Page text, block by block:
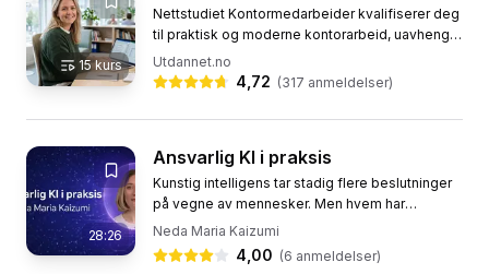
15kurs
Nettstudiet Kontormedarbeider kvalifiserer deg
til praktisk og moderne kontorarbeid, uavhengig
av bransje og sektor. Du bygger en allsidig
kompetanse innen...
Utdannet.no
4,72 (317 anmeldelser)
28:26
Ansvarlig KI i praksis
Kunstig intelligens tar stadig flere beslutninger
på vegne av mennesker. Men hvem har
ansvaret når noe går galt? KI prioriterer allerede
kundesaker, rangerer...
Neda Maria Kaizumi
4,00 (6 anmeldelser)